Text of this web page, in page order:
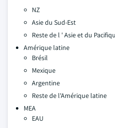
NZ
Asie du Sud-Est
Reste de l ' Asie et du
Amérique latine
Brésil
Mexique
Argentine
Reste de l'Amérique latine
MEA
EAU